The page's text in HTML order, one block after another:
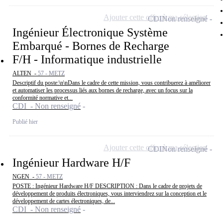
Ingénieur Électronique Système
Embarqué - Bornes de Recharge
F/H - Informatique industrielle
ALTEN - 57 - METZ
Descriptif du poste:\n\nDans le cadre de cette mission, vous contribuerez à améliorer
et automatiser les processus liés aux bornes de recharge, avec un focus sur la
conformité normative et...
CDI - Non renseigné
Publié hier
CDINon renseigné
Ajouter cette offre à ma sélection
Ingénieur Hardware H/F
NGEN - 57 - METZ
POSTE : Ingénieur Hardware H/F DESCRIPTION : Dans le cadre de projets de
développement de produits électroniques, vous interviendrez sur la conception et le
développement de cartes électroniques, de...
CDI - Non renseigné
CDINon renseigné
Ajouter cette offre à ma sélection